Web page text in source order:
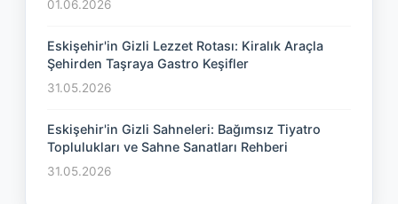
01.06.2026
Eskişehir'in Gizli Lezzet Rotası: Kiralık Araçla
Şehirden Taşraya Gastro Keşifler
31.05.2026
Eskişehir'in Gizli Sahneleri: Bağımsız Tiyatro
Toplulukları ve Sahne Sanatları Rehberi
31.05.2026